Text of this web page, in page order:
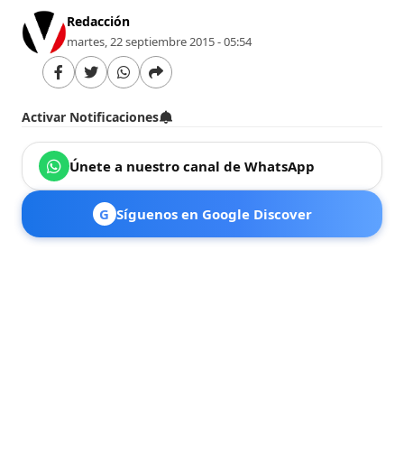
Redacción
martes, 22 septiembre 2015 - 05:54
Activar Notificaciones
Únete a nuestro canal de WhatsApp
G Síguenos en Google Discover